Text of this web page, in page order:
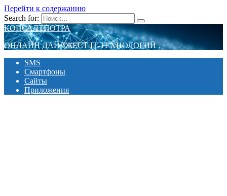
Перейти к содержанию
Search for:
КОНСАЛТПОТРА
ОНЛАЙН ДАЙДЖЕСТ IT-ТЕХНОЛОГИЙ
SMS
Смартфоны
Сайты
Приложения